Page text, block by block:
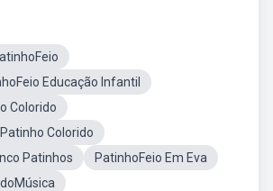
Educação Infantil
Colorido
Colorido
Patinhos
PatinhoFeio Em Eva